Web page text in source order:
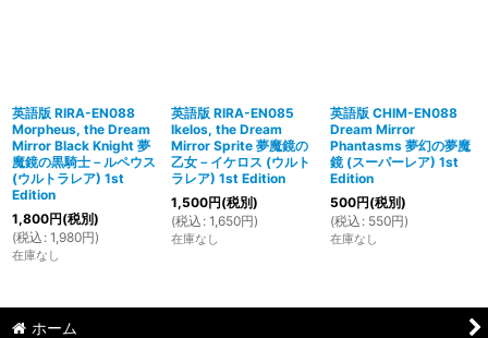
英語版 RIRA-EN088
Morpheus, the Dream
Mirror Black Knight 夢
魔鏡の黒騎士－ルペウス
(ウルトラレア) 1st
Edition
1,800円(税別)
(税込 : 1,980円)
在庫なし
英語版 RIRA-EN085
Ikelos, the Dream
Mirror Sprite 夢魔鏡の
乙女－イケロス (ウルト
ラレア) 1st Edition
1,500円(税別)
(税込 : 1,650円)
在庫なし
英語版 CHIM-EN088
Dream Mirror
Phantasms 夢幻の夢魔
鏡 (スーパーレア) 1st
Edition
500円(税別)
(税込 : 550円)
在庫なし
ホーム